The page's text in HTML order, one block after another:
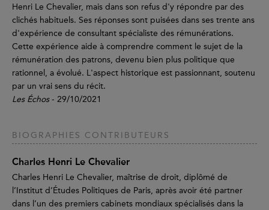
Henri Le Chevalier, mais dans son refus d'y répondre par des
clichés habituels. Ses réponses sont puisées dans ses trente ans
d'expérience de consultant spécialiste des rémunérations.
Cette expérience aide à comprendre comment le sujet de la
rémunération des patrons, devenu bien plus politique que
rationnel, a évolué. L'aspect historique est passionnant, soutenu
par un vrai sens du récit.
Les Échos- 29/10/2021
BIOGRAPHIES CONTRIBUTEURS
Charles Henri Le Chevalier
Charles Henri Le Chevalier, maîtrise de droit, diplômé de
l’Institut d’Études Politiques de Paris, après avoir été partner
dans l’un des premiers cabinets mondiaux spécialisés dans la